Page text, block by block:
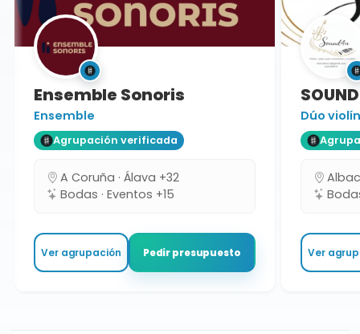
Ensemble Sonoris
Ensemble
Agrupación verificada
A Coruña · Álava +32
Bodas · Eventos +15
Ver agrupación Pedir presupuesto
Dúo violín
Bodas
Ver